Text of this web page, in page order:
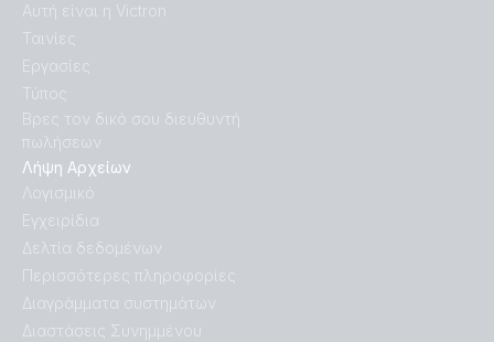
Λήψη Αρχείων
Λογισμικό
Εγχειρίδια
Δελτία δεδομένων
Περισσότερες πληροφορίες
Διαγράμματα συστημάτων
Διαστάσεις Συνημμένου
Αυτή είναι η Victron
Ταινίες
Εργασίες
Τύπος
Βρες τον δικό σου διευθυντή
πωλήσεων